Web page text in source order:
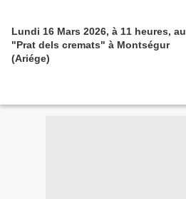
Lundi 16 Mars 2026, à 11 heures, au
"Prat dels cremats" à Montségur
(Ariége)